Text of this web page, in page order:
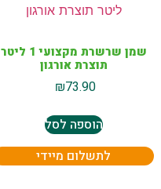
שמן שרשרת מקצועי 1 ליטר
תוצרת אורגון
₪73.90
הוספה לסל
לתשלום מיידי